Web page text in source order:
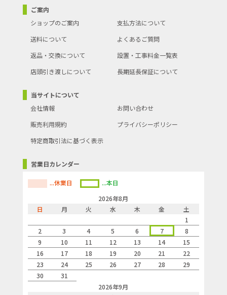
ご案内
ショップのご案内
支払方法について
送料について
よくあるご質問
返品・交換について
設置・工事料金一覧表
店頭引き渡しについて
長期延長保証について
当サイトについて
会社情報
お問い合わせ
販売利用規約
プライバシーポリシー
特定商取引法に基づく表示
営業日カレンダー
...休業日
...本日
2026年8月
日
月 火 水 木 金
土
1
2
3 4 5 6 7
8
9
10 11 12 13 14
15
16
17 18 19 20 21
22
23
24 25 26 27 28
29
30
31
2026年9月